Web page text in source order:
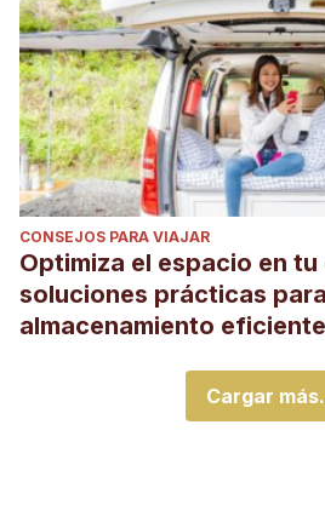
CONSEJOS PARA VIAJAR
Optimiza el espacio en tu
soluciones prácticas
almacenamiento eficiente
Cargar